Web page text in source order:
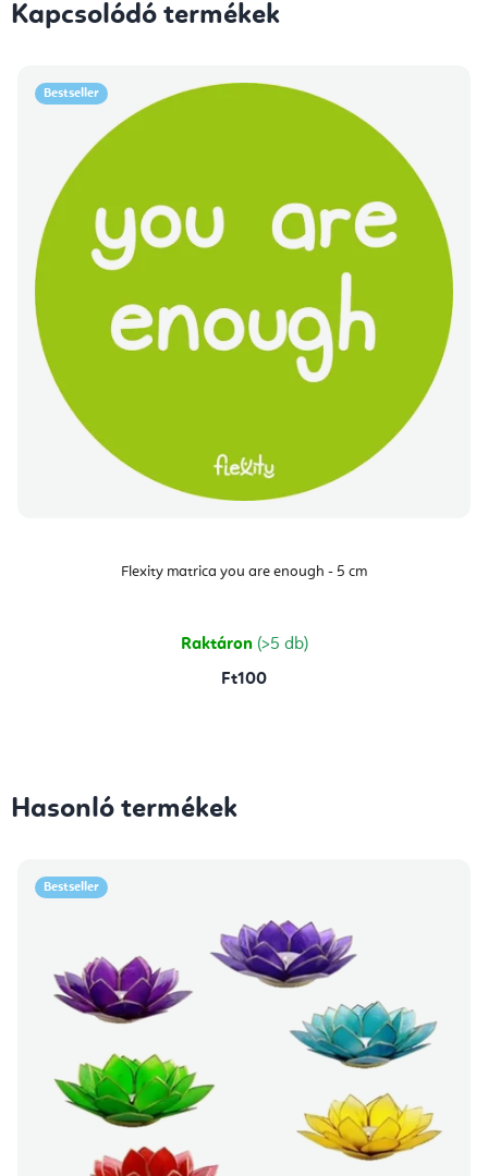
Kapcsolódó termékek
Bestseller
Flexity matrica you are enough - 5 cm
Raktáron (>5 db)
Ft100
Hasonló termékek
Bestseller